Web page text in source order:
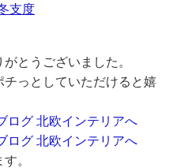
支度
とうございました。
っとしていただけると嬉
。